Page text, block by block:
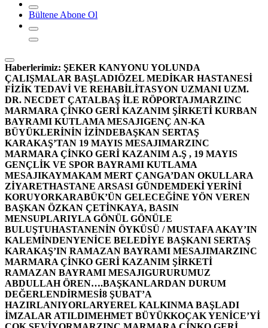
Bültene Abone Ol
Haberlerimiz: ŞEKER KANYONU YOLUNDA
ÇALIŞMALAR BAŞLADIÖZEL MEDİKAR HASTANESİ
FİZİK TEDAVİ VE REHABİLİTASYON UZMANI UZM.
DR. NECDET ÇATALBAŞ İLE RÖPORTAJMARZINC
MARMARA ÇİNKO GERİ KAZANIM ŞİRKETİ KURBAN
BAYRAMI KUTLAMA MESAJIGENÇ AN-KA
BÜYÜKLERİNİN İZİNDEBAŞKAN SERTAŞ
KARAKAŞ’TAN 19 MAYIS MESAJIMARZINC
MARMARA ÇİNKO GERİ KAZANIM A.Ş , 19 MAYIS
GENÇLİK VE SPOR BAYRAMI KUTLAMA
MESAJIKAYMAKAM MERT ÇANGA’DAN OKULLARA
ZİYARETHASTANE ARSASI GÜNDEMDEKİ YERİNİ
KORUYORKARABÜK’ÜN GELECEĞİNE YÖN VEREN
BAŞKAN ÖZKAN ÇETİNKAYA, BASIN
MENSUPLARIYLA GÖNÜL GÖNÜLE
BULUŞTUHASTANENİN ÖYKÜSÜ / MUSTAFA AKAY’IN
KALEMİNDENYENİCE BELEDİYE BAŞKANI SERTAŞ
KARAKAŞ’IN RAMAZAN BAYRAMI MESAJIMARZINC
MARMARA ÇİNKO GERİ KAZANIM ŞİRKETİ
RAMAZAN BAYRAMI MESAJIGURURUMUZ
ABDULLAH ÖREN….BAŞKANLARDAN DURUM
DEĞERLENDİRMESİ8 ŞUBAT’A
HAZIRLANIYORLARYEREL KALKINMA BAŞLADI
İMZALAR ATILDIMEHMET BÜYÜKKOÇAK YENİCE’Yİ